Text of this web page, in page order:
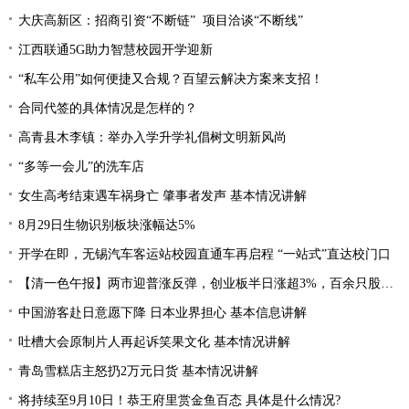
大庆高新区：招商引资“不断链” 项目洽谈“不断线”
江西联通5G助力智慧校园开学迎新
“私车公用”如何便捷又合规？百望云解决方案来支招！
合同代签的具体情况是怎样的？
高青县木李镇：举办入学升学礼倡树文明新风尚
“多等一会儿”的洗车店
女生高考结束遇车祸身亡 肇事者发声 基本情况讲解
8月29日生物识别板块涨幅达5%
开学在即，无锡汽车客运站校园直通车再启程 “一站式”直达校门口
【清一色午报】两市迎普涨反弹，创业板半日涨超3%，百余只股涨停或涨超10%
中国游客赴日意愿下降 日本业界担心 基本信息讲解
吐槽大会原制片人再起诉笑果文化 基本情况讲解
青岛雪糕店主怒扔2万元日货 基本情况讲解
将持续至9月10日！恭王府里赏金鱼百态 具体是什么情况?